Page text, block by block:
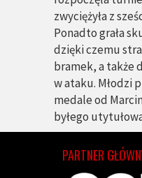
zwyciężyła z
Ponadto grała
dzięki czemu
bramek, a także
w ataku. Młodzi
medale od
byłego
PARTNER